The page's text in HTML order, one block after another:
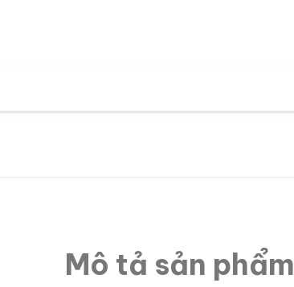
Mô tả sản phẩm